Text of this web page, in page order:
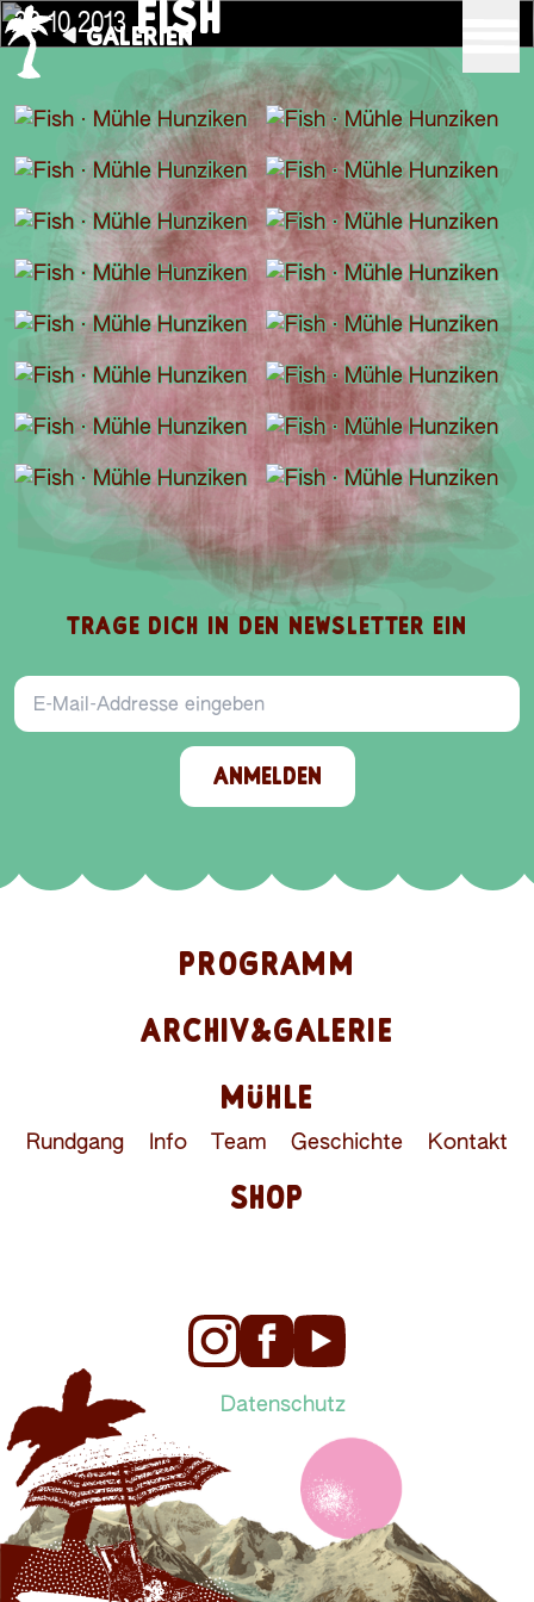
GALERIEN
30.10.2013 FISH
TRAGE DICH IN DEN NEWSLETTER EIN
E-Mail-Addresse
ANMELDEN
PROGRAMM
ARCHIV&GALERIE
MÜHLE
Rundgang Info Team Geschichte Kontakt
SHOP
Datenschutz